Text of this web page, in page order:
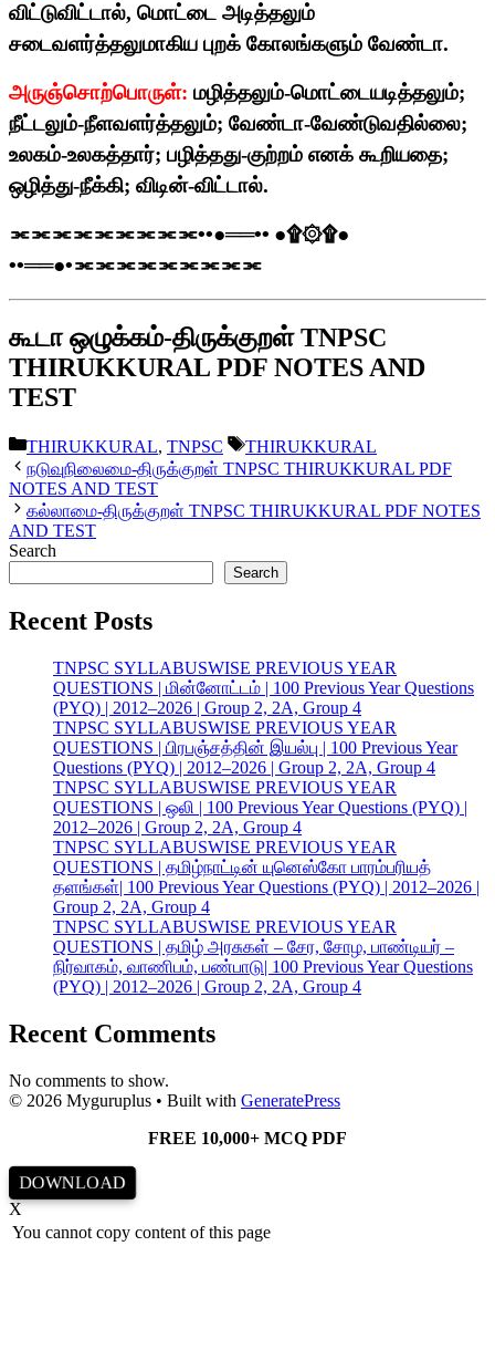
விட்டுவிட்டால், மொட்டை அடித்தலும்
சடைவளர்த்தலுமாகிய புறக் கோலங்களும் வேண்டா.
அருஞ்சொற்பொருள்: மழித்தலும்-மொட்டையடித்தலும்;
நீட்டலும்-நீளவளர்த்தலும்; வேண்டா-வேண்டுவதில்லை;
உலகம்-உலகத்தார்; பழித்தது-குற்றம் எனக் கூறியதை;
ஒழித்து-நீக்கி; விடின்-விட்டால்.
⫘⫘⫘⫘⫘⫘⫘⫘⫘••●══•• ●۩۞۩●
••══●•⫘⫘⫘⫘⫘⫘⫘⫘⫘
கூடா ஒழுக்கம்-திருக்குறள் TNPSC
THIRUKKURAL PDF NOTES AND
TEST
Categories
THIRUKKURAL, TNPSC Tags
THIRUKKURAL
நடுவுநிலைமை-திருக்குறள் TNPSC THIRUKKURAL PDF
NOTES AND TEST
கல்லாமை-திருக்குறள் TNPSC THIRUKKURAL PDF NOTES
AND TEST
Search
Search
Recent Posts
TNPSC SYLLABUSWISE PREVIOUS YEAR
QUESTIONS | மின்னோட்டம் | 100 Previous Year Questions
(PYQ) | 2012–2026 | Group 2, 2A, Group 4
TNPSC SYLLABUSWISE PREVIOUS YEAR
QUESTIONS | பிரபஞ்சத்தின் இயல்பு | 100 Previous Year
Questions (PYQ) | 2012–2026 | Group 2, 2A, Group 4
TNPSC SYLLABUSWISE PREVIOUS YEAR
QUESTIONS | ஒலி | 100 Previous Year Questions (PYQ) |
2012–2026 | Group 2, 2A, Group 4
TNPSC SYLLABUSWISE PREVIOUS YEAR
QUESTIONS | தமிழ்நாட்டின் யுனெஸ்கோ பாரம்பரியத்
தளங்கள்| 100 Previous Year Questions (PYQ) | 2012–2026 |
Group 2, 2A, Group 4
TNPSC SYLLABUSWISE PREVIOUS YEAR
QUESTIONS | தமிழ் அரசுகள் – சேர, சோழ, பாண்டியர் –
நிர்வாகம், வாணிபம், பண்பாடு| 100 Previous Year Questions
(PYQ) | 2012–2026 | Group 2, 2A, Group 4
Recent Comments
No comments to show.
© 2026 Myguruplus • Built with GeneratePress
FREE 10,000+ MCQ PDF
DOWNLOAD
X
You cannot copy content of this page